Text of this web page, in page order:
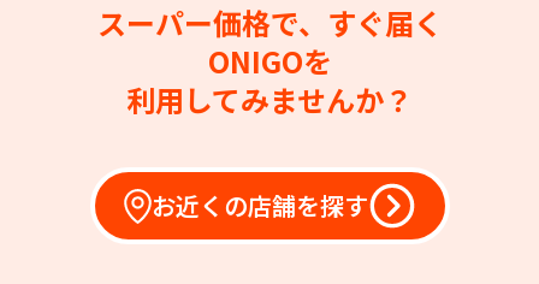
スーパー価格で、すぐ届く
ONIGOを
利用してみませんか？
お近くの店舗を探す